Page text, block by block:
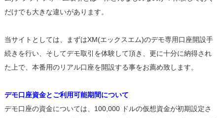
だけでも大きな違いがあります。
当サイトとしては、まずはXM(エックスエム)のデモ専用口座開設手
続きを行い、そしてデモ取引を体験して頂き、更に十分に納得され
た上で、本番用のリアル口座を開設する事をお薦め致します。
デモ口座資金とご利用可能期間について
デモ口座の資金については、100,000 ドルの仮想資金が初期設定さ